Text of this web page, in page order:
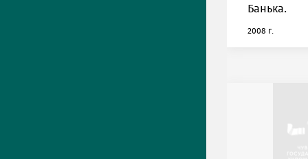
Банька.
2008 г.